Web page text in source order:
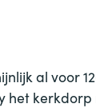
al voor
het